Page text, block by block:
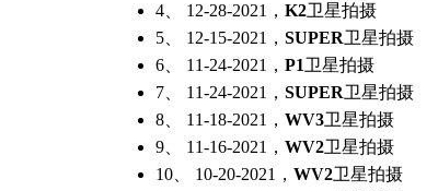
4、 12-28-2021， K2卫星拍摄
5、 12-15-2021， SUPER卫星拍摄
6、 11-24-2021， P1卫星拍摄
7、 11-24-2021， SUPER卫星拍摄
8、 11-18-2021， WV3卫星拍摄
9、 11-16-2021， WV2卫星拍摄
10、 10-20-2021， WV2卫星拍摄